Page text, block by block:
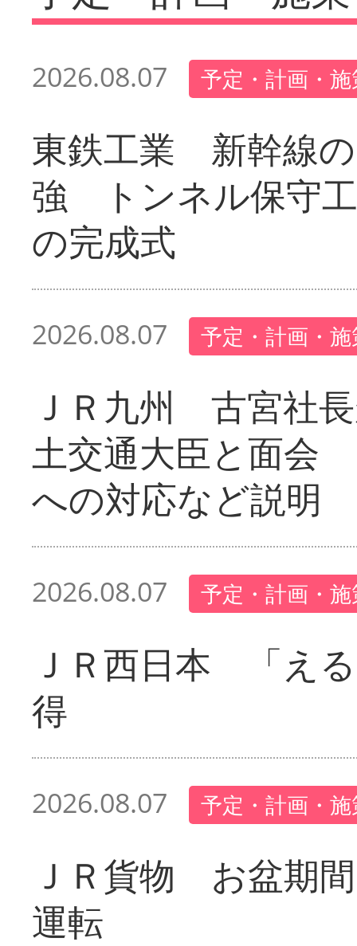
2026.08.07 予定・計画・
東鉄工業 新幹線
強 トンネル保守
の完成式
2026.08.07 予定・計画・
ＪＲ九州 古宮社
土交通大臣と面会
への対応など説明
2026.08.07 予定・計画・
ＪＲ西日本 「え
得
2026.08.07 予定・計画・
ＪＲ貨物 お盆期
運転